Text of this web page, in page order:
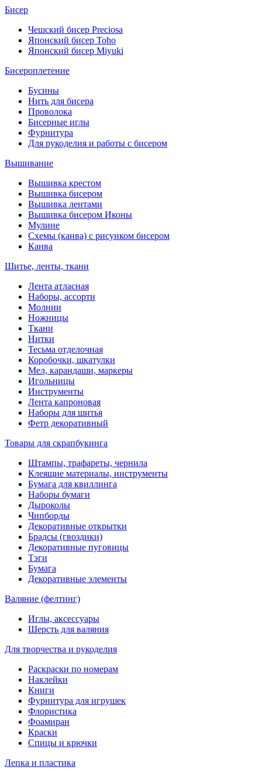
Бисер
Чешский бисер Preciosa
Японский бисер Toho
Японский бисер Miyuki
Бисероплетение
Бусины
Нить для бисера
Проволока
Бисерные иглы
Фурнитура
Для рукоделия и работы с бисером
Вышивание
Вышивка крестом
Вышивка бисером
Вышивка лентами
Вышивка бисером Иконы
Мулине
Схемы (канва) с рисунком бисером
Канва
Шитье, ленты, ткани
Лента атласная
Наборы, ассорти
Молнии
Ножницы
Ткани
Нитки
Тесьма отделочная
Коробочки, шкатулки
Мел, карандаши, маркеры
Игольницы
Инструменты
Лента капроновая
Наборы для шитья
Фетр декоративный
Товары для скрапбукинга
Штампы, трафареты, чернила
Клеящие материалы, инструменты
Бумага для квиллинга
Наборы бумаги
Дыроколы
Чипборды
Декоративные открытки
Брадсы (гвоздики)
Декоративные пуговицы
Тэги
Бумага
Декоративные элементы
Валяние (фелтинг)
Иглы, аксессуары
Шерсть для валяния
Для творчества и рукоделия
Раскраски по номерам
Наклейки
Книги
Фурнитура для игрушек
Флористика
Фоамиран
Краски
Спицы и крючки
Лепка и пластика